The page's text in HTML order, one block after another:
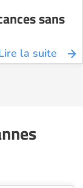
sans
la suite